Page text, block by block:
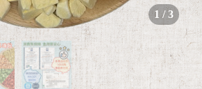
1 /3